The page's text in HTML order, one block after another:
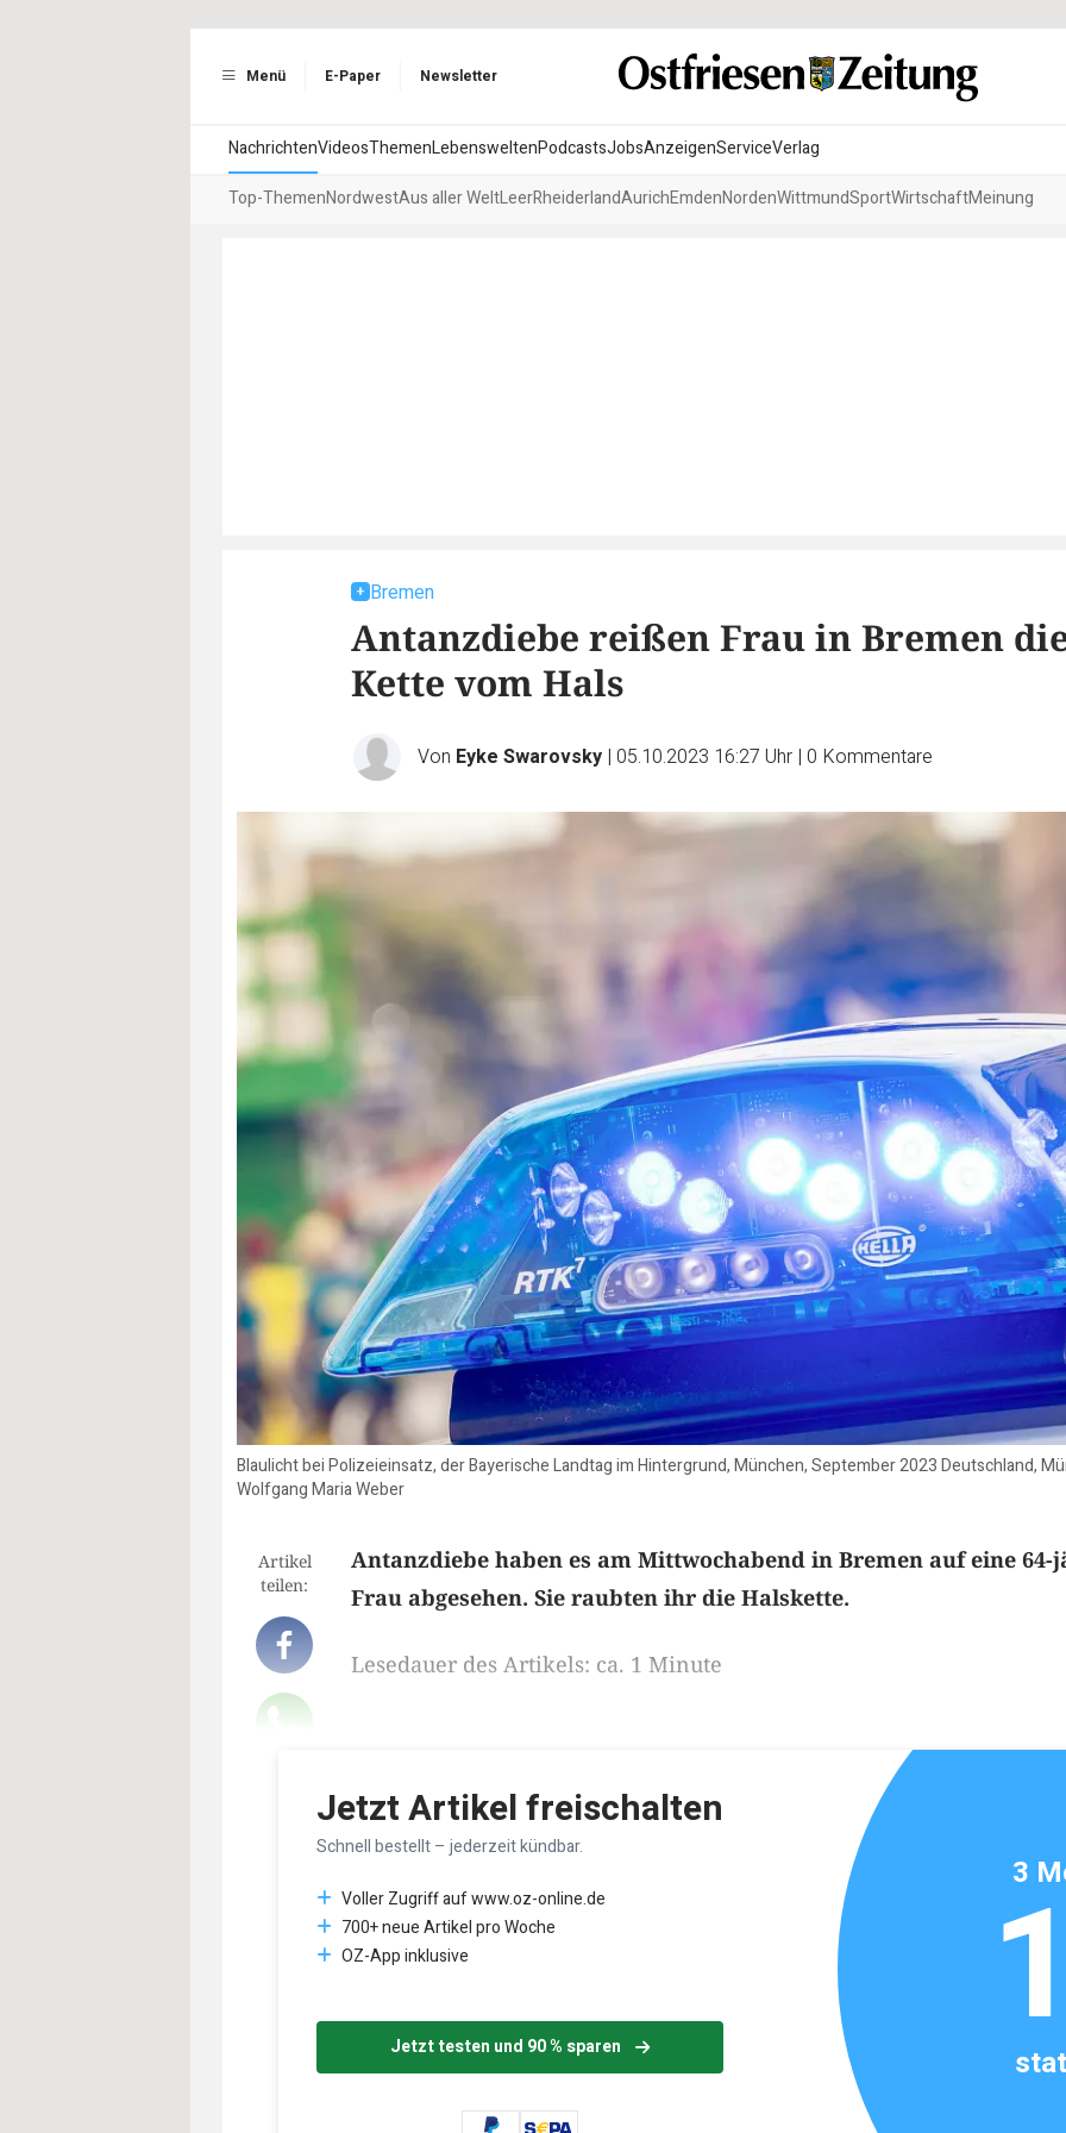
Menü E-Paper Newsletter
NachrichtenVideosThemenLebensweltenPodcastsJobsAnzeigenServiceVerlag
Top-ThemenNordwestAus aller WeltLeerRheiderlandAurichEmdenNordenWittmundSportWirtschaftMeinung
Bremen
Antanzdiebe reißen Frau in Bremen
Kette vom Hals
Von Eyke Swarovsky | 05.10.2023 16:27 Uhr | 0 Kommentare
Blaulicht bei Polizeieinsatz, der Bayerische Landtag im Hintergrund, München, September 2023 Deutschland,
Wolfgang Maria Weber
Artikel
teilen:
Antanzdiebe haben es am Mittwochabend in Bremen auf eine 64-
Frau abgesehen. Sie raubten ihr die Halskette.
Lesedauer des Artikels: ca. 1 Minute
Jetzt Artikel freischalten
Schnell bestellt – jederzeit kündbar.
Voller Zugriff auf www.oz-online.de
700+ neue Artikel pro Woche
OZ-App inklusive
Jetzt testen und 90 % sparen
3